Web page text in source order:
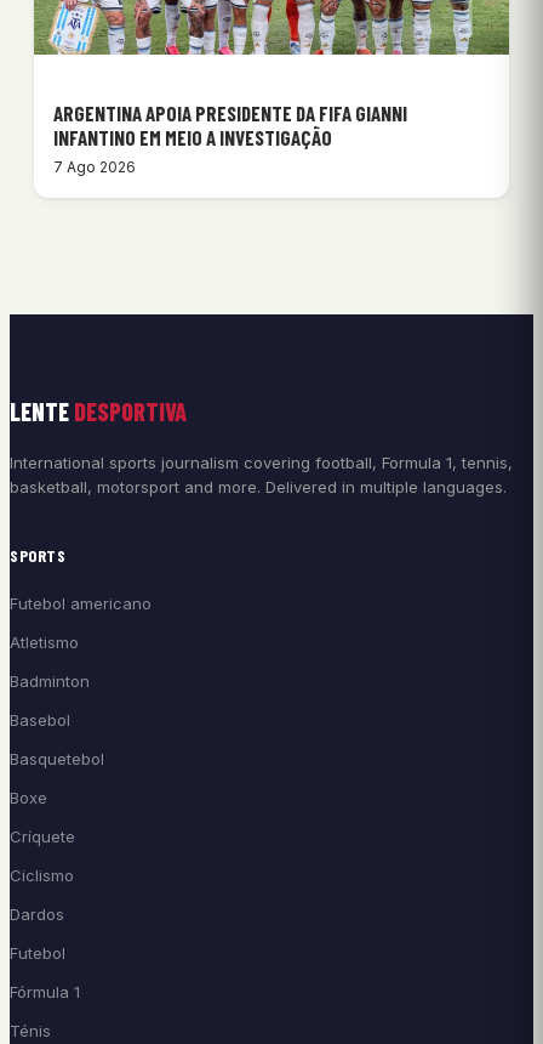
ARGENTINA APOIA PRESIDENTE DA FIFA GIANNI
INFANTINO EM MEIO A INVESTIGAÇÃO
7 Ago 2026
LENTE DESPORTIVA
International sports journalism covering football, Formula 1, tennis,
basketball, motorsport and more. Delivered in multiple languages.
SPORTS
Futebol americano
Atletismo
Badminton
Basebol
Basquetebol
Boxe
Críquete
Ciclismo
Dardos
Futebol
Fórmula 1
Ténis